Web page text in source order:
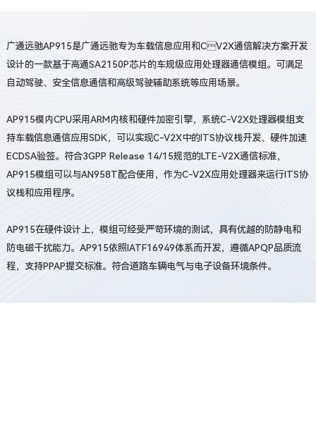
广通远驰AP915是广通远驰专为车载信息应用和CV2X通信解决方案开发
设计的一款基于高通SA2150P芯片的车规级应用处理器通信模组。可满足
自动驾驶、安全信息通信和高级驾驶辅助系统等应用场景。
AP915模内CPU采用ARM内核和硬件加密引擎，系统C-V2X处理器模组支
持车载信息通信应用SDK，可以实现C-V2X中的ITS协议栈开发、硬件加速
ECDSA验签。符合3GPP Release 14/15规范的LTE-V2X通信标准，
AP915模组可以与AN958T配合使用，作为C-V2X应用处理器来运行ITS协
议栈和应用程序。
AP915在硬件设计上，模组可经受严苛环境的测试，具有优越的防静电和
防电磁干扰能力。AP915依照IATF16949体系而开发，遵循APQP品质流
程，支持PPAP提交标准。符合道路车辆电气与电子设备环境条件。